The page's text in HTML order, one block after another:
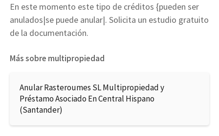
En este momento este tipo de créditos {pueden ser
anulados|se puede anular|. Solicita un estudio gratuito
de la documentación.
Más sobre multipropiedad
Anular Rasteroumes SL Multipropiedad y
Préstamo Asociado En Central Hispano
(Santander)